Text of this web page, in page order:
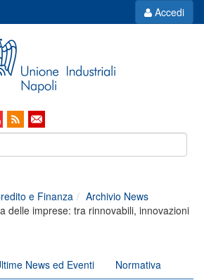
Accedi
e Finanza
Archivio News
delle imprese: tra rinnovabili, innovazioni
News ed Eventi Normativa